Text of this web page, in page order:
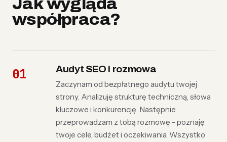
Jak wygląda
współpraca?
Audyt SEO i rozmowa
Zaczynam od bezpłatnego audytu twojej
strony. Analizuję strukturę techniczną, słowa
kluczowe i konkurencję. Następnie
przeprowadzam z tobą rozmowę - poznaję
twoje cele, budżet i oczekiwania. Wszystko